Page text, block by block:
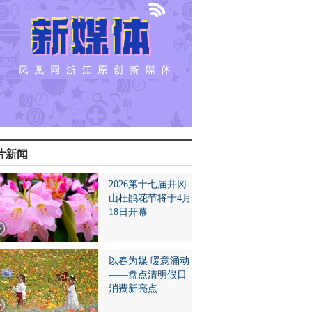
新闻
2026第十七届井冈
山杜鹃花节将于4月
18日开幕
以春为媒 暖意涌动
——盘点清明假日
消费新亮点